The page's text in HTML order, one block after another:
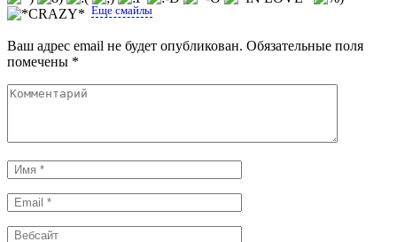
Еще смайлы
Ваш адрес email не будет опубликован. Обязательные поля
помечены *
Комментарий
Имя
*
Email
*
Вебсайт